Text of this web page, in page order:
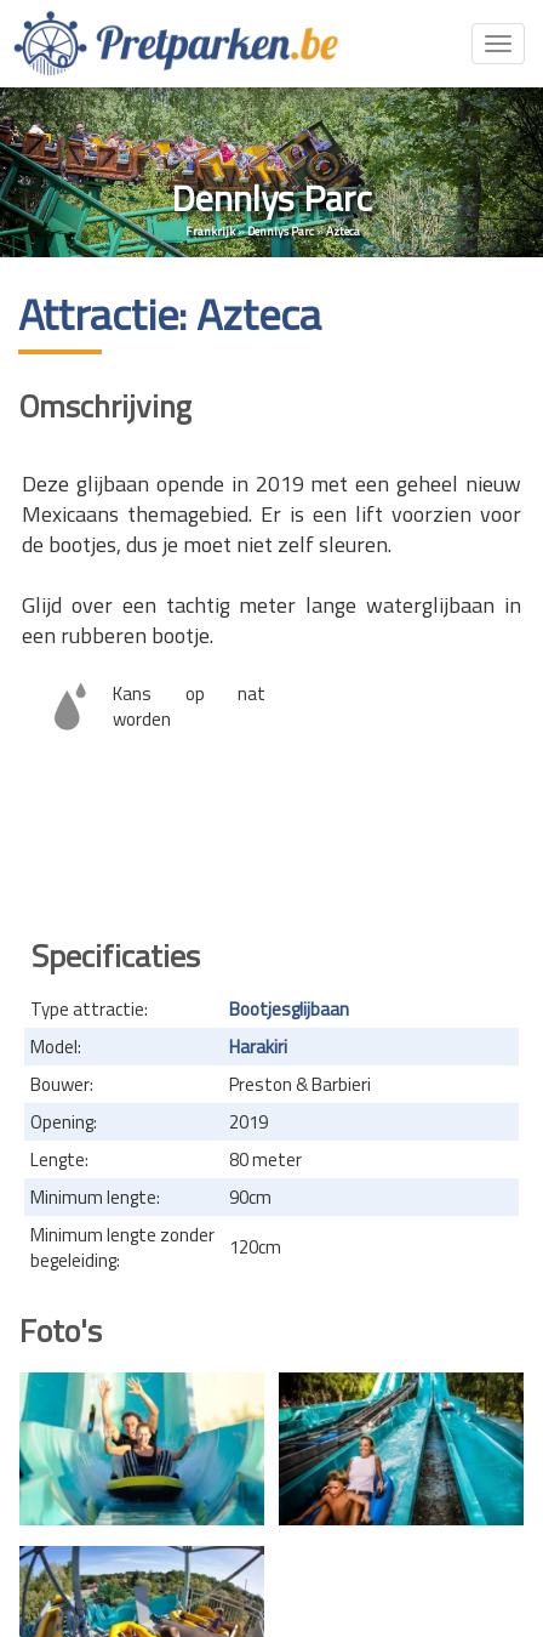
Dennlys Parc
Frankrijk»Dennlys Parc»Azteca
Attractie: Azteca
Omschrijving
Deze glijbaan opende in 2019 met een geheel nieuw
Mexicaans themagebied. Er is een lift voorzien voor
de bootjes, dus je moet niet zelf sleuren.
Glijd over een tachtig meter lange waterglijbaan in
een rubberen bootje.
Kans op nat
worden
Specificaties
Type attractie:
Bootjesglijbaan
Model:
Harakiri
Bouwer:
Preston & Barbieri
Opening:
2019
Lengte:
80 meter
Minimum lengte:
90cm
Minimum lengte zonder
begeleiding:
120cm
Foto's